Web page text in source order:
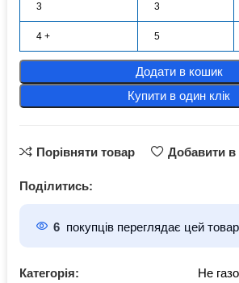
3 3
4 + 5
Додати в кошик
Купити в один клік
Порівняти товар Добавити в
Поділитись:
6 покупців переглядає цей
Категорія: Не